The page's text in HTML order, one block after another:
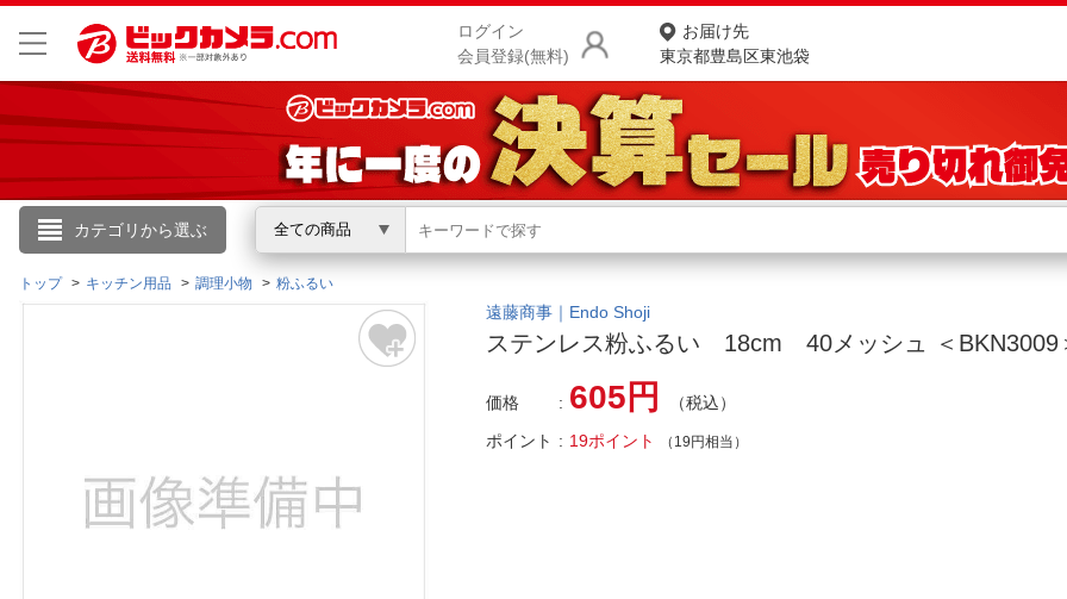
ログイン
会員登録(無料)
お届け先
東京都豊島区東池袋
カテゴリから選ぶ 全ての商品
こんにちは
ログイン
閲覧履歴
商品をさがす
ランキングからさがす
カテゴリ一覧からさがす
お客様サポート
トップ キッチン用品 調理小物 粉ふるい
遠藤商事｜Endo Shoji
ステンレス粉ふるい 18cm 40メッシュ ＜BKN3009
価格 605円
（税込）
ポイント
19ポイント （19円相当）